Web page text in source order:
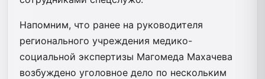
Напомним, что ранее на руководителя
регионального учреждения медико-
социальной экспертизы Магомеда Махачева
возбуждено уголовное дело по нескольким